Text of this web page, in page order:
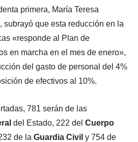
primera, María Teresa
subrayó que esta reducción en la
«responde al Plan de
en marcha en el mes de enero»,
del gasto de personal del 4%
de efectivos al 10%.
781 serán de las
del Estado, 222 del Cuerpo
de la Guardia Civil y 754 de